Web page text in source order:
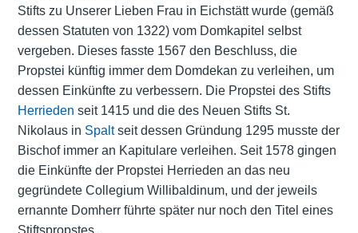
Stifts zu Unserer Lieben Frau in Eichstätt wurde (gemäß
dessen Statuten von 1322) vom Domkapitel selbst
vergeben. Dieses fasste 1567 den Beschluss, die
Propstei künftig immer dem Domdekan zu verleihen, um
dessen Einkünfte zu verbessern. Die Propstei des Stifts
Herrieden seit 1415 und die des Neuen Stifts St.
Nikolaus in Spaltseit dessen Gründung 1295 musste der
Bischof immer an Kapitulare verleihen. Seit 1578 gingen
die Einkünfte der Propstei Herrieden an das neu
gegründete Collegium Willibaldinum, und der jeweils
ernannte Domherr führte später nur noch den Titel eines